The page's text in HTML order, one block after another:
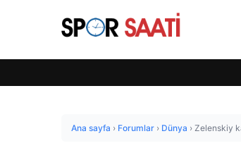
Ana sayfa › Forumlar › Dünya › Zelenskiy